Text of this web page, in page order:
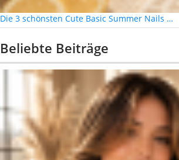
Die 3 schönsten Cute Basic Summer Nails …
Beliebte Beiträge